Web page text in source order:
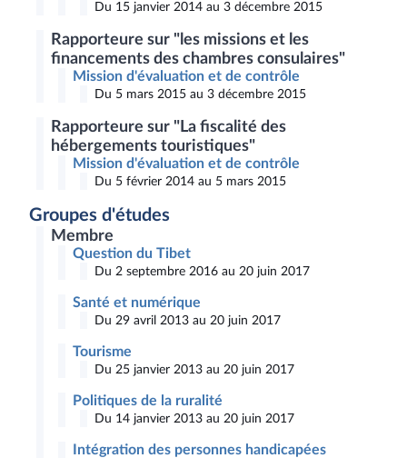
Du 15 janvier 2014 au 3 décembre 2015
Rapporteure sur "les missions et les
financements des chambres consulaires"
Mission d'évaluation et de contrôle
Du 5 mars 2015 au 3 décembre 2015
Rapporteure sur "La fiscalité des
hébergements touristiques"
Mission d'évaluation et de contrôle
Du 5 février 2014 au 5 mars 2015
Groupes d'études
Membre
Question du Tibet
Du 2 septembre 2016 au 20 juin 2017
Santé et numérique
Du 29 avril 2013 au 20 juin 2017
Tourisme
Du 25 janvier 2013 au 20 juin 2017
Politiques de la ruralité
Du 14 janvier 2013 au 20 juin 2017
Intégration des personnes handicapées